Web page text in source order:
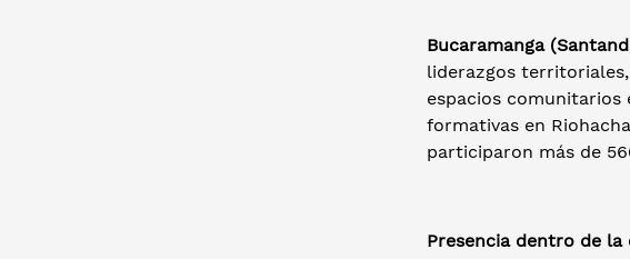
Bucaramanga
liderazgos
espacios comunitarios
formativas en
participaron más de
Presencia dentro de la